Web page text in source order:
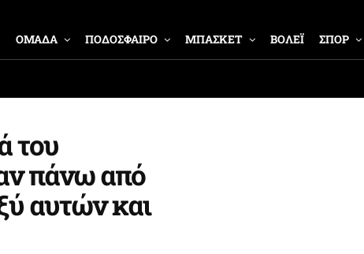
ΟΜΑΔΑ ΠΟΔΟΣΦΑΙΡΟ ΜΠΑΣΚΕΤ ΒΟΛΕΪ ΣΠΟΡ
του
πάνω από
αυτών και